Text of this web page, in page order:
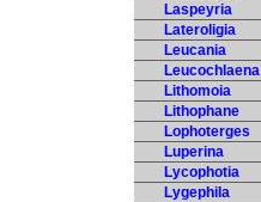
Laspeyria
Lateroligia
Leucania
Leucochlaena
Lithomoia
Lithophane
Lophoterges
Luperina
Lycophotia
Lygephila